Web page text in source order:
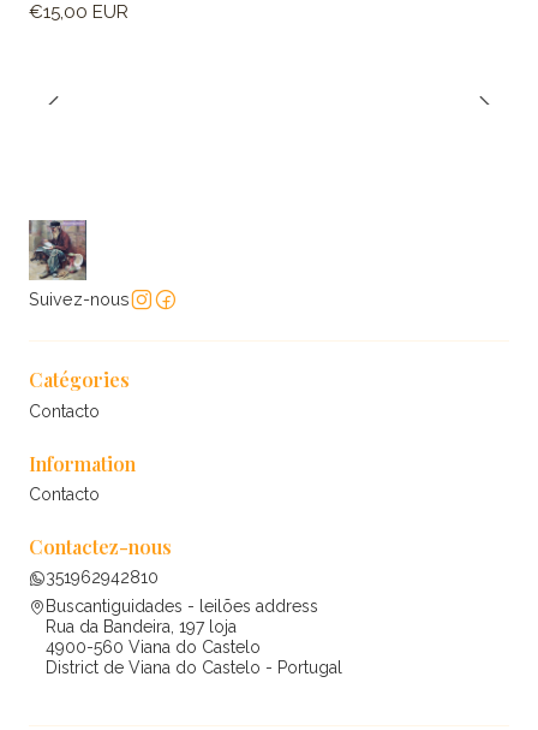
€15,00 EUR
Suivez-nous
Catégories
Contacto
Information
Contacto
Contactez-nous
351962942810
Buscantiguidades - leilões address
Rua da Bandeira, 197 loja
4900-560 Viana do Castelo
District de Viana do Castelo - Portugal